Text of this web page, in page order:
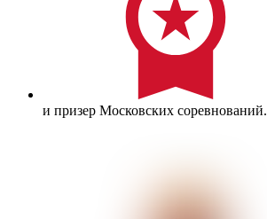
и призер Московских соревнований.